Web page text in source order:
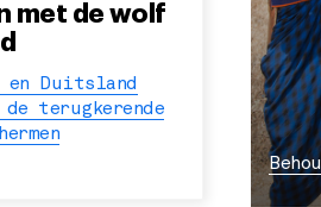
met de wolf
en Duitsland
de terugkerende